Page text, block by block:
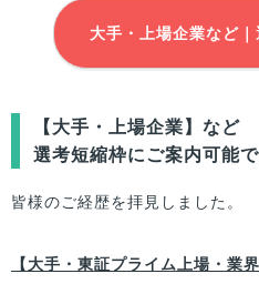
大手・上場企業など
【大手・上場企業】など
選考短縮枠にご案内可能
皆様のご経歴を拝見しました。
【大手・東証プライム上場・業